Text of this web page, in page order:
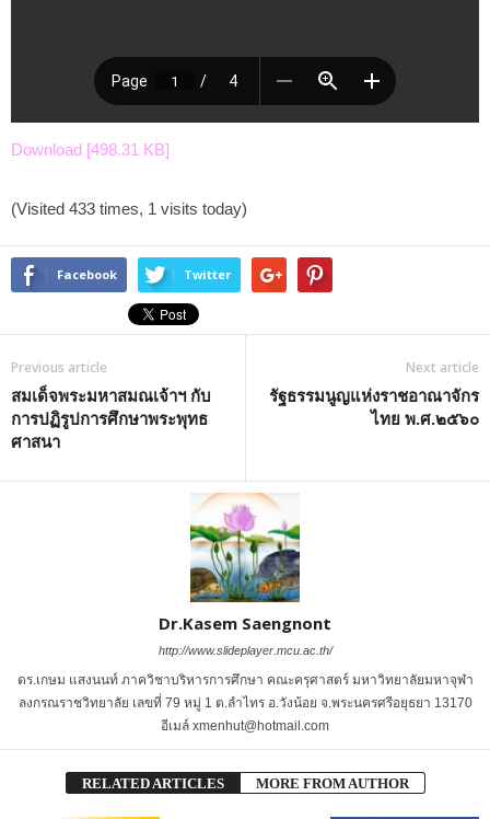
Download [498.31 KB]
(Visited 433 times, 1 visits today)
Facebook Twitter
Previous article
สมเด็จพระมหาสมณเจ้าฯ กับ
การปฏิรูปการศึกษาพระพุทธ
ศาสนา
Next article
รัฐธรรมนูญแห่งราชอาณาจักร
ไทย พ.ศ.๒๕๖๐
Dr.Kasem Saengnont
http://www.slideplayer.mcu.ac.th/
ดร.เกษม แสงนนท์ ภาควิชาบริหารการศึกษา คณะครุศาสตร์ มหาวิทยาลัยมหาจุฬา
ลงกรณราชวิทยาลัย เลขที่ 79 หมู่ 1 ต.ลำไทร อ.วังน้อย จ.พระนครศรีอยุธยา 13170
อีเมล์ xmenhut@hotmail.com
RELATED ARTICLES MORE FROM AUTHOR